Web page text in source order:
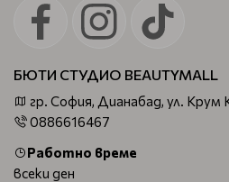
БЮТИ СТУДИО BEAUTYMALL
гр. София, Дианабад, ул. Крум
0886616467
Работно време
всеки ден